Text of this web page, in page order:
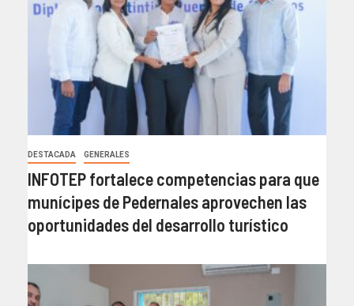
DESTACADA GENERALES
INFOTEP fortalece competencias para que
munícipes de Pedernales aprovechen las
oportunidades del desarrollo turístico